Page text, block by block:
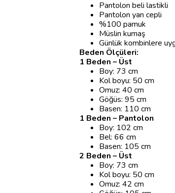
Pantolon beli lastikli
Pantolon yan cepli
%100 pamuk
Müslin kumaş
Günlük kombinlere
Beden Ölçüleri:
1 Beden – Üst
Boy: 73 cm
Kol boyu: 50 cm
Omuz: 40 cm
Göğüs: 95 cm
Basen: 110 cm
1 Beden – Pantolon
Boy: 102 cm
Bel: 66 cm
Basen: 105 cm
2 Beden – Üst
Boy: 73 cm
Kol boyu: 50 cm
Omuz: 42 cm